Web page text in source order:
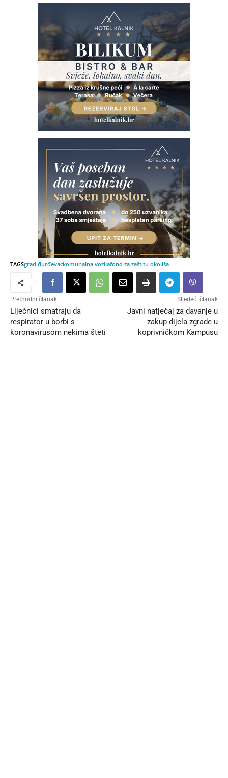
TAGSgrad đurđevackomunalna vozilafond za zaštitu okoliša
Prethodni članak
Liječnici smatraju da
respirator u borbi s
koronavirusom nekima šteti
Sljedeći članak
Javni natječaj za davanje u
zakup dijela zgrade u
koprivničkom Kampusu